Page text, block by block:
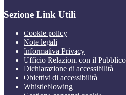
Sezione Link Utili
Cookie policy
Note legali
Informativa Privacy
Ufficio Relazioni con il Pubblico
Dichiarazione di accessibilità
Obiettivi di accessibilità
Whistleblowing